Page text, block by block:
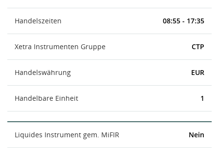
Handelszeiten 08:55 - 17:35
Xetra Instrumenten Gruppe CTP
Handelswährung EUR
Handelbare Einheit 1
Liquides Instrument gem. MiFIR Nein